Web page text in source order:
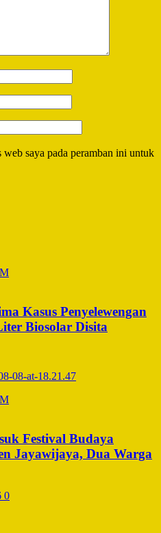
web saya pada peramban ini untuk
Kasus Penyelewengan
Biosolar Disita
Festival Budaya
Jayawijaya, Dua Warga
0